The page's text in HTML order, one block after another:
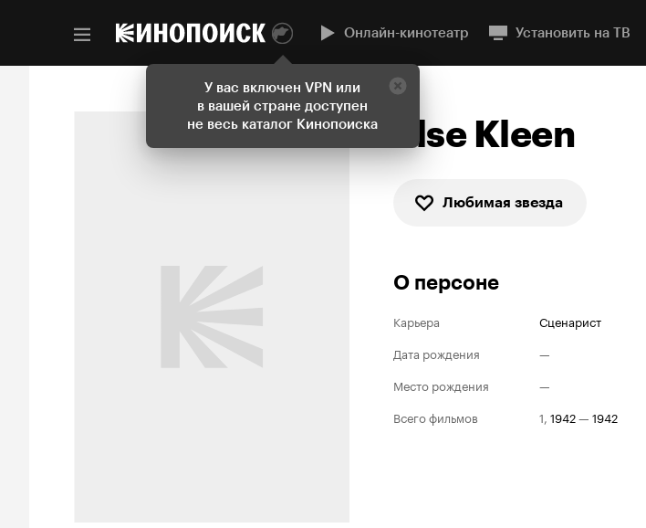
У вас включен VPN или
в вашей стране доступен
не весь каталог Кинопоиска
Онлайн-кинотеатр Установить на ТВ
Else Kleen
Любимая звезда
О персоне
Карьера
Сценарист
Дата рождения
—
Место рождения
—
Всего фильмов
1, 1942— 1942